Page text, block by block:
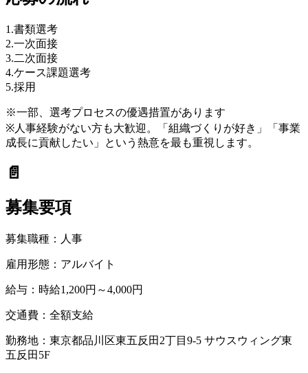
1.書類選考
2.一次面接
3.二次面接
4.ケース課題選考
5.採用
※一部、選考プロセスの優遇措置があります
※人事経験がない方も大歓迎。「組織づくりが好き」「事業
成長に貢献したい」という熱意を最も重視します。
📄
募集要項
募集職種： 人事
雇用形態： アルバイト
給与： 時給1,200円～4,000円
交通費： 全額支給
勤務地： 東京都品川区東五反田2丁目9-5 サウスウィング東
五反田5F